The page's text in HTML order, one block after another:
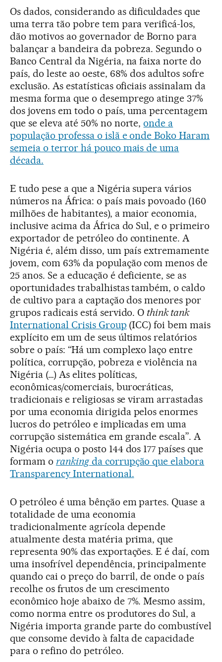
Os dados, considerando as dificuldades que
uma terra tão pobre tem para verificá-los,
dão motivos ao governador de Borno para
balançar a bandeira da pobreza. Segundo o
Banco Central da Nigéria, na faixa norte do
país, do leste ao oeste, 68% dos adultos sofre
exclusão. As estatísticas oficiais assinalam da
mesma forma que o desemprego atinge 37%
dos jovens em todo o país, uma percentagem
que se eleva até 50% no norte,onde a
população professa o islã e onde Boko Haram
semeia o terror há pouco mais de uma
década.
E tudo pese a que a Nigéria supera vários
números na África: o país mais povoado (160
milhões de habitantes), a maior economia,
inclusive acima da África do Sul, e o primeiro
exportador de petróleo do continente. A
Nigéria é, além disso, um país extremamente
jovem, com 63% da população com menos de
25 anos. Se a educação é deficiente, se as
oportunidades trabalhistas também, o caldo
de cultivo para a captação dos menores por
grupos radicais está servido. O think tank
International Crisis Group (ICC) foi bem mais
explícito em um de seus últimos relatórios
sobre o país: “Há um complexo laço entre
política, corrupção, pobreza e violência na
Nigéria (…) As elites políticas,
econômicas/comerciais, burocráticas,
tradicionais e religiosas se viram arrastadas
por uma economia dirigida pelos enormes
lucros do petróleo e implicadas em uma
corrupção sistemática em grande escala”. A
Nigéria ocupa o posto 144 dos 177 países que
formam o rankingda corrupção que elabora
Transparency International.
O petróleo é uma bênção em partes. Quase a
totalidade de uma economia
tradicionalmente agrícola depende
atualmente desta matéria prima, que
representa 90% das exportações. E é daí, com
uma insofrível dependência, principalmente
quando cai o preço do barril, de onde o país
recolhe os frutos de um crescimento
econômico hoje abaixo de 7%. Mesmo assim,
como norma entre os produtores do Sul, a
Nigéria importa grande parte do combustível
que consome devido à falta de capacidade
para o refino do petróleo.